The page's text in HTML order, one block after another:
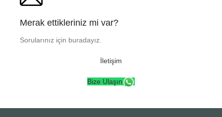
Merak ettikleriniz mi var?
Sorularınız için buradayız.
İletişim
Bize Ulaşın